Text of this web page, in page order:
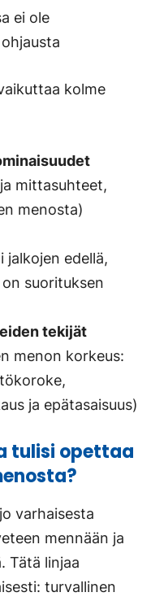
ei ole
kolme
mittasuhteet,
menosta)
jalkojen edellä,
suorituksen
tekijät
menon korkeus:
ja epätasaisuus)
tulisi opettaa
varhaisesta
mennään ja
Tätä linjaa
turvallinen